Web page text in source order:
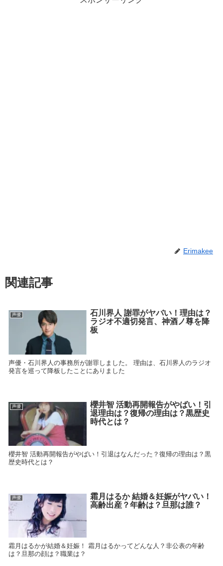
Erimakee
関連記事
声優
石川界人 謝罪がヤバい！理由は？
ラジオ不適切発言、神酒ノ尊を降
板
声優・石川界人の事務所が謝罪しました。 理由は、石川界人のラジオ
発言を巡って降板したことにありました
声優
櫻井智 活動再開報告がやばい！引
退理由は？復帰の理由は？黒歴史
時代とは？
櫻井智 活動再開報告がやばい！引退はなんだった？復帰の理由は？黒
歴史時代とは？
声優
霜月はるか 結婚＆妊娠がヤバい！
高齢出産？年齢は？旦那は誰？
霜月はるかが結婚＆妊娠！ 霜月はるかってどんな人？非公表の年齢
は？旦那の顔は？職業は？